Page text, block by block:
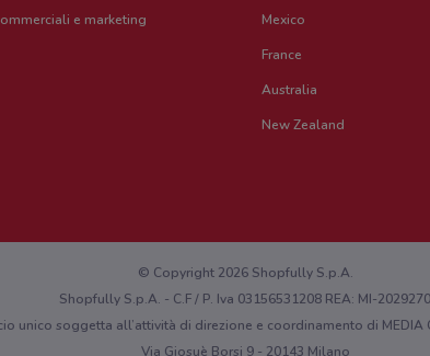
e marketing
Mexico
France
Australia
New Zealand
© Copyright 2026 Shopfully S.p.A.
Shopfully S.p.A. - C.F / P. Iva 03156531208 REA: MI-2029270
unico soggetta all’attività di direzione e coordinamento di
Via Giosuè Borsi 9 - 20143 Milano